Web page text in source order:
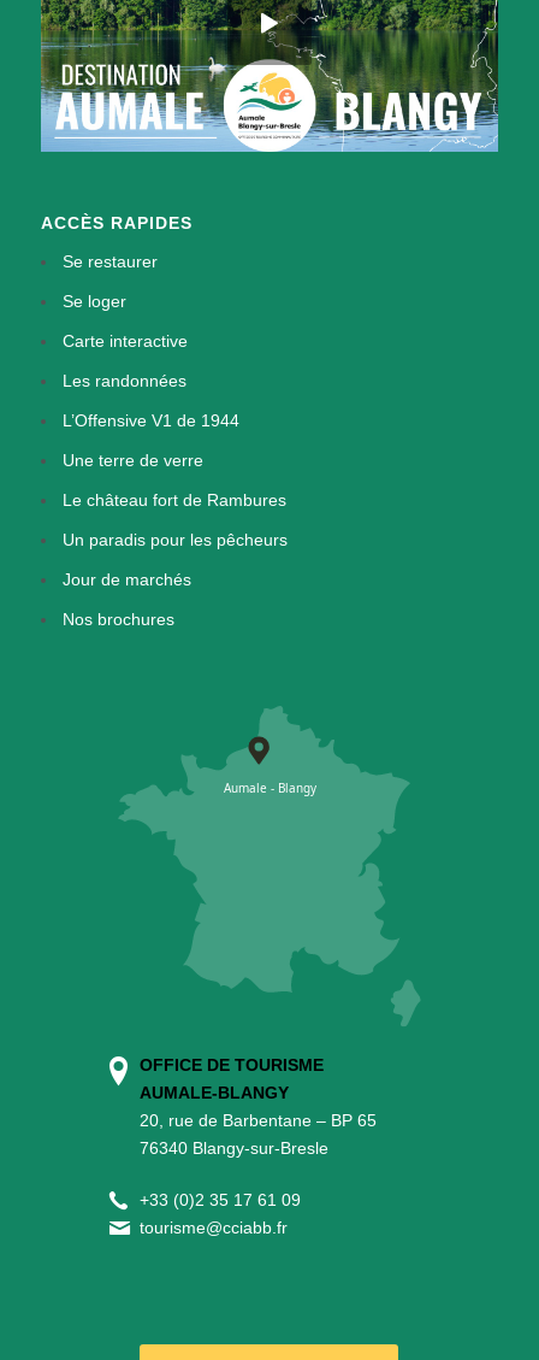
ACCÈS RAPIDES
Se restaurer
Se loger
Carte interactive
Les randonnées
L’Offensive V1 de 1944
Une terre de verre
Le château fort de Rambures
Un paradis pour les pêcheurs
Jour de marchés
Nos brochures
OFFICE DE TOURISME
AUMALE-BLANGY
20, rue de Barbentane – BP 65
76340 Blangy-sur-Bresle
+33 (0)2 35 17 61 09
tourisme@cciabb.fr